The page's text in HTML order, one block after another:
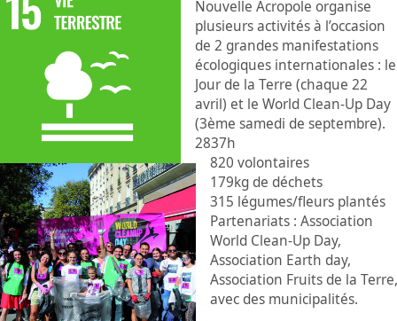
Nouvelle Acropole organise
plusieurs activités à l’occasion
de 2 grandes manifestations
écologiques internationales : le
Jour de la Terre (chaque 22
avril) et le World Clean-Up Day
(3ème samedi de septembre).
2837h
820 volontaires
179kg de déchets
315 légumes/fleurs plantés
Partenariats : Association
World Clean-Up Day,
Association Earth day,
Association Fruits de la Terre,
avec des municipalités.